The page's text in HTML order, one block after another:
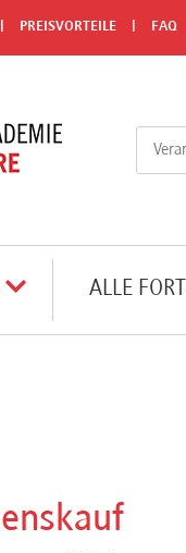
PREISVORTEILE FAQ
ALLE